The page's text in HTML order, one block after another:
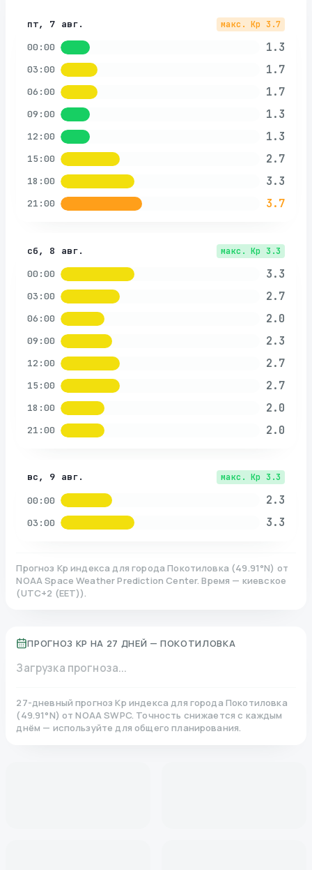
пт, 7 авг. макс. Kp 3.7
00:00 1.3
03:00 1.7
06:00 1.7
09:00 1.3
12:00 1.3
15:00 2.7
18:00 3.3
21:00 3.7
сб, 8 авг. макс. Kp 3.3
00:00 3.3
03:00 2.7
06:00 2.0
09:00 2.3
12:00 2.7
15:00 2.7
18:00 2.0
21:00 2.0
вс, 9 авг. макс. Kp 3.3
00:00 2.3
03:00 3.3
Прогноз Kp индекса для города Покотиловка (49.91°N) от
NOAA Space Weather Prediction Center. Время — киевское
(UTC+2 (EET)).
ПРОГНОЗ KP НА 27 ДНЕЙ — ПОКОТИЛОВКА
Загрузка прогноза...
27-дневный прогноз Kp индекса для города Покотиловка
(49.91°N)от NOAA SWPC. Точность снижается с каждым
днём — используйте для общего планирования.